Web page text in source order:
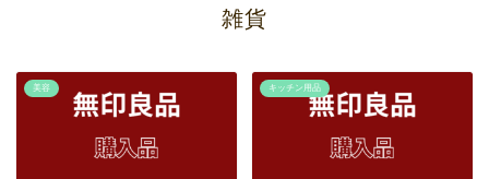
雑貨
美容 キッチン用品